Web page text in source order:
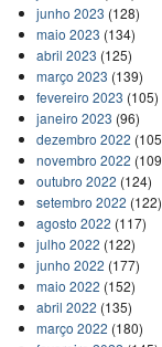
junho 2023 (128)
maio 2023 (134)
abril 2023 (125)
março 2023 (139)
fevereiro 2023 (105)
janeiro 2023 (96)
dezembro 2022
novembro 2022
outubro 2022 (124)
setembro 2022 (122)
agosto 2022 (117)
julho 2022 (122)
junho 2022 (177)
maio 2022 (152)
abril 2022 (135)
março 2022 (180)